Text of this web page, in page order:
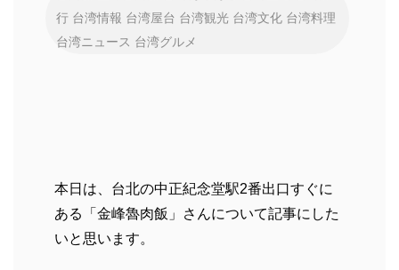
行 台湾情報 台湾屋台 台湾観光 台湾文化 台湾料理
台湾ニュース 台湾グルメ
本日は、台北の中正紀念堂駅2番出口すぐに
ある「金峰魯肉飯」さんについて記事にした
いと思います。